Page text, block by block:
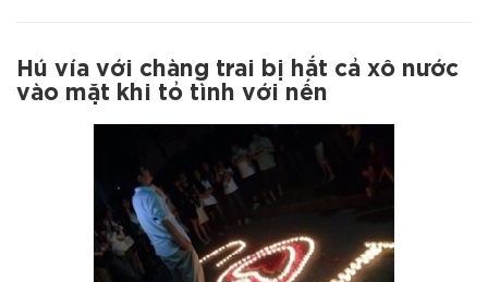
Hú vía với chàng trai bị hắt cả xô nước
vào mặt khi tỏ tình với nến